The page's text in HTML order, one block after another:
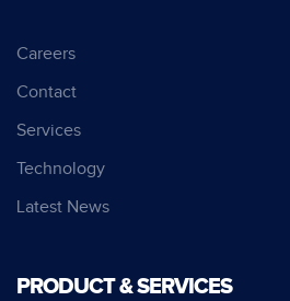
Careers
Contact
Services
Technology
Latest News
PRODUCT & SERVICES